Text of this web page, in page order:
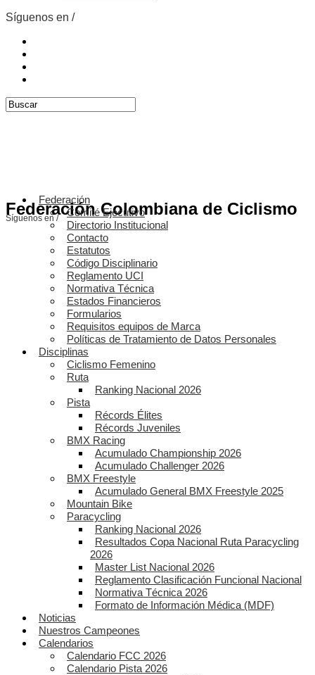
Síguenos en /
Federación Colombiana de Ciclismo
Síguenos en /
Federación
Comité Ejecutivo
Directorio Institucional
Contacto
Estatutos
Código Disciplinario
Reglamento UCI
Normativa Técnica
Estados Financieros
Formularios
Requisitos equipos de Marca
Políticas de Tratamiento de Datos Personales
Disciplinas
Ciclismo Femenino
Ruta
Ranking Nacional 2026
Pista
Récords Élites
Récords Juveniles
BMX Racing
Acumulado Championship 2026
Acumulado Challenger 2026
BMX Freestyle
Acumulado General BMX Freestyle 2025
Mountain Bike
Paracycling
Ranking Nacional 2026
Resultados Copa Nacional Ruta Paracycling
2026
Master List Nacional 2026
Reglamento Clasificación Funcional Nacional
Normativa Técnica 2026
Formato de Información Médica (MDF)
Noticias
Nuestros Campeones
Calendarios
Calendario FCC 2026
Calendario Pista 2026